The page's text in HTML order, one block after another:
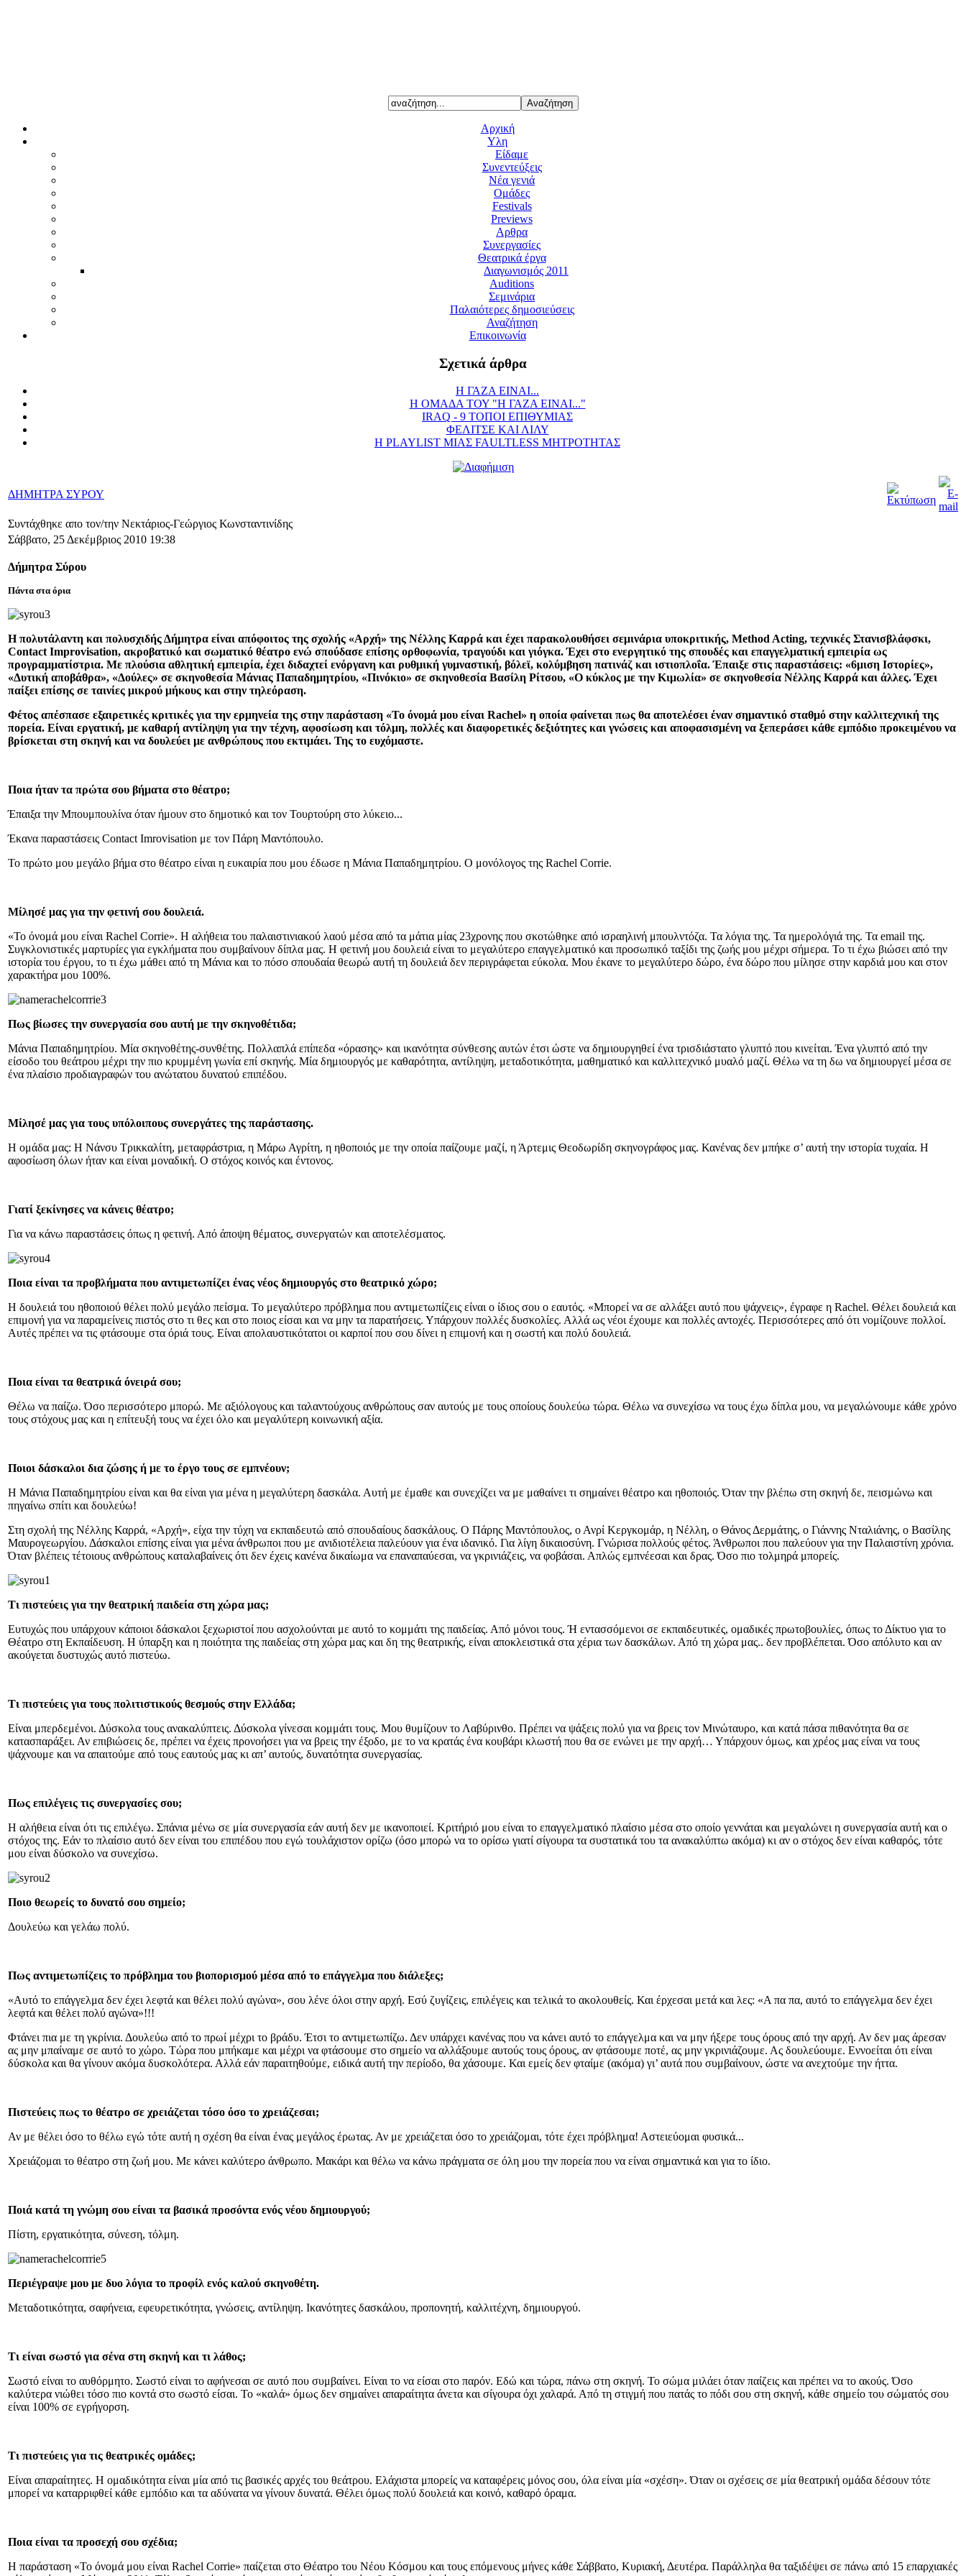
Αρχική
Υλη
Είδαμε
Συνεντεύξεις
Νέα γενιά
Ομάδες
Festivals
Previews
Αρθρα
Συνεργασίες
Θεατρικά έργα
Διαγωνισμός 2011
Auditions
Σεμινάρια
Παλαιότερες δημοσιεύσεις
Αναζήτηση
Επικοινωνία
Σχετικά άρθρα
Η ΓΑΖΑ ΕΙΝΑΙ...
Η ΟΜΑΔΑ ΤΟΥ "Η ΓΑΖΑ ΕΙΝΑΙ..."
IRAQ - 9 ΤΟΠΟΙ ΕΠΙΘΥΜΙΑΣ
ΦΕΛΙΤΣΕ ΚΑΙ ΛΙΛΥ
Η PLAYLIST ΜΙΑΣ FAULTLESS ΜΗΤΡΟΤΗΤΑΣ
ΔΗΜΗΤΡΑ ΣΥΡΟΥ
Συντάχθηκε απο τον/την Νεκτάριος-Γεώργιος Κωνσταντινίδης
Σάββατο, 25 Δεκέμβριος 2010 19:38
Δήμητρα Σύρου
Πάντα στα όρια
Η πολυτάλαντη και πολυσχιδής Δήμητρα είναι απόφοιτος της σχολής «Αρχή» της Νέλλης Καρρά και έχει παρακολουθήσει σεμινάρια υποκριτικής, MethodActing, τεχνικές Στανισβλάφσκι,
Contact Improvisation, ακροβατικό και σωματικό θέατρο ενώ σπούδασε επίσης ορθοφωνία, τραγούδι και γιόγκα. Έχει στο ενεργητικό της σπουδές και επαγγελματική εμπειρία ως
προγραμματίστρια. Με πλούσια αθλητική εμπειρία, έχει διδαχτεί ενόργανη και ρυθμική γυμναστική, βόλεϊ, κολύμβηση πατινάζ και ιστιοπλοΐα. Έπαιξε στις παραστάσεις: «6μιση Ιστορίες»,
«Δυτική αποβάθρα», «Δούλες» σε σκηνοθεσία Μάνιας Παπαδημητρίου, «Πινόκιο» σε σκηνοθεσία Βασίλη Ρίτσου, «Ο κύκλος με την Κιμωλία» σε σκηνοθεσία Νέλλης Καρρά και άλλες. Έχει
παίξει επίσης σε ταινίες μικρού μήκους και στην τηλεόραση.
Φέτος απέσπασε εξαιρετικές κριτικές για την ερμηνεία της στην παράσταση «Το όνομά μου είναι Rachel» η οποία φαίνεται πως θα αποτελέσει έναν σημαντικό σταθμό στην καλλιτεχνική της
πορεία. Είναι εργατική, με καθαρή αντίληψη για την τέχνη, αφοσίωση και τόλμη, πολλές και διαφορετικές δεξιότητες και γνώσεις και αποφασισμένη να ξεπεράσει κάθε εμπόδιο προκειμένου να
βρίσκεται στη σκηνή και να δουλεύει με ανθρώπους που εκτιμάει. Της το ευχόμαστε.
Ποια ήταν τα πρώτα σου βήματα στο θέατρο;
Έπαιξα την Μπουμπουλίνα όταν ήμουν στο δημοτικό και τον Τουρτούρη στο λύκειο...
Έκανα παραστάσεις Contact Imrovisation με τον Πάρη Μαντόπουλο.
Το πρώτο μου μεγάλο βήμα στο θέατρο είναι η ευκαιρία που μου έδωσε η Μάνια Παπαδημητρίου. Ο μονόλογος της Rachel Corrie.
Μίλησέ μας για την φετινή σου δουλειά.
«Το όνομά μου είναι Rachel Corrie». Η αλήθεια του παλαιστινιακού λαού μέσα από τα μάτια μίας 23χρονης που σκοτώθηκε από ισραηλινή μπουλντόζα. Τα λόγια της. Τα ημερολόγιά της. Τα email της.
Συγκλονιστικές μαρτυρίες για εγκλήματα που συμβαίνουν δίπλα μας. Η φετινή μου δουλειά είναι το μεγαλύτερο επαγγελματικό και προσωπικό ταξίδι της ζωής μου μέχρι σήμερα. Το τι έχω βιώσει από την
ιστορία του έργου, το τι έχω μάθει από τη Μάνια και το πόσο σπουδαία θεωρώ αυτή τη δουλειά δεν περιγράφεται εύκολα. Μου έκανε το μεγαλύτερο δώρο, ένα δώρο που μίλησε στην καρδιά μου και στον
χαρακτήρα μου 100%.
Πως βίωσες την συνεργασία σου αυτή με την σκηνοθέτιδα;
Μάνια Παπαδημητρίου. Μία σκηνοθέτης-συνθέτης. Πολλαπλά επίπεδα «όρασης» και ικανότητα σύνθεσης αυτών έτσι ώστε να δημιουργηθεί ένα τρισδιάστατο γλυπτό που κινείται. Ένα γλυπτό από την
είσοδο του θεάτρου μέχρι την πιο κρυμμένη γωνία επί σκηνής. Μία δημιουργός με καθαρότητα, αντίληψη, μεταδοτικότητα, μαθηματικό και καλλιτεχνικό μυαλό μαζί. Θέλω να τη δω να δημιουργεί μέσα σε
ένα πλαίσιο προδιαγραφών του ανώτατου δυνατού επιπέδου.
Μίλησέ μας για τους υπόλοιπους συνεργάτες της παράστασης.
Η ομάδα μας: Η Νάνσυ Τρικκαλίτη, μεταφράστρια, η Μάρω Αγρίτη, η ηθοποιός με την οποία παίζουμε μαζί, η Άρτεμις Θεοδωρίδη σκηνογράφος μας. Κανένας δεν μπήκε σ’ αυτή την ιστορία τυχαία. Η
αφοσίωση όλων ήταν και είναι μοναδική. Ο στόχος κοινός και έντονος.
Γιατί ξεκίνησες να κάνεις θέατρο;
Για να κάνω παραστάσεις όπως η φετινή. Από άποψη θέματος, συνεργατών και αποτελέσματος.
Ποια είναι τα προβλήματα που αντιμετωπίζει ένας νέος δημιουργός στο θεατρικό χώρο;
Η δουλειά του ηθοποιού θέλει πολύ μεγάλο πείσμα. Το μεγαλύτερο πρόβλημα που αντιμετωπίζεις είναι ο ίδιος σου ο εαυτός. «Μπορεί να σε αλλάξει αυτό που ψάχνεις», έγραφε η Rachel. Θέλει δουλειά και
επιμονή για να παραμείνεις πιστός στο τι θες και στο ποιος είσαι και να μην τα παρατήσεις. Υπάρχουν πολλές δυσκολίες. Αλλά ως νέοι έχουμε και πολλές αντοχές. Περισσότερες από ότι νομίζουνε πολλοί.
Αυτές πρέπει να τις φτάσουμε στα όριά τους. Είναι απολαυστικότατοι οι καρποί που σου δίνει η επιμονή και η σωστή και πολύ δουλειά.
Ποια είναι τα θεατρικά όνειρά σου;
Θέλω να παίζω. Όσο περισσότερο μπορώ. Με αξιόλογους και ταλαντούχους ανθρώπους σαν αυτούς με τους οποίους δουλεύω τώρα. Θέλω να συνεχίσω να τους έχω δίπλα μου, να μεγαλώνουμε κάθε χρόνο
τους στόχους μας και η επίτευξή τους να έχει όλο και μεγαλύτερη κοινωνική αξία.
Ποιοι δάσκαλοι δια ζώσης ή με το έργο τους σε εμπνέουν;
Η Μάνια Παπαδημητρίου είναι και θα είναι για μένα η μεγαλύτερη δασκάλα. Αυτή με έμαθε και συνεχίζει να με μαθαίνει τι σημαίνει θέατρο και ηθοποιός. Όταν την βλέπω στη σκηνή δε, πεισμώνω και
πηγαίνω σπίτι και δουλεύω!
Στη σχολή της Νέλλης Καρρά, «Αρχή», είχα την τύχη να εκπαιδευτώ από σπουδαίους δασκάλους. Ο Πάρης Μαντόπουλος, ο Ανρί Κεργκομάρ, η Νέλλη, ο Θάνος Δερμάτης, ο Γιάννης Νταλιάνης, ο Βασίλης
Μαυρογεωργίου. Δάσκαλοι επίσης είναι για μένα άνθρωποι που με ανιδιοτέλεια παλεύουν για ένα ιδανικό. Για λίγη δικαιοσύνη. Γνώρισα πολλούς φέτος. Άνθρωποι που παλεύουν για την Παλαιστίνη χρόνια.
Όταν βλέπεις τέτοιους ανθρώπους καταλαβαίνεις ότι δεν έχεις κανένα δικαίωμα να επαναπαύεσαι, να γκρινιάζεις, να φοβάσαι. Απλώς εμπνέεσαι και δρας. Όσο πιο τολμηρά μπορείς.
Τι πιστεύεις για την θεατρική παιδεία στη χώρα μας;
Ευτυχώς που υπάρχουν κάποιοι δάσκαλοι ξεχωριστοί που ασχολούνται με αυτό το κομμάτι της παιδείας. Από μόνοι τους. Ή εντασσόμενοι σε εκπαιδευτικές, ομαδικές πρωτοβουλίες, όπως το Δίκτυο για το
Θέατρο στη Εκπαίδευση. Η ύπαρξη και η ποιότητα της παιδείας στη χώρα μας και δη της θεατρικής, είναι αποκλειστικά στα χέρια των δασκάλων. Από τη χώρα μας.. δεν προβλέπεται. Όσο απόλυτο και αν
ακούγεται δυστυχώς αυτό πιστεύω.
Τι πιστεύεις για τους πολιτιστικούς θεσμούς στην Ελλάδα;
Είναι μπερδεμένοι. Δύσκολα τους ανακαλύπτεις. Δύσκολα γίνεσαι κομμάτι τους. Μου θυμίζουν το Λαβύρινθο. Πρέπει να ψάξεις πολύ για να βρεις τον Μινώταυρο, και κατά πάσα πιθανότητα θα σε
κατασπαράξει. Αν επιβιώσεις δε, πρέπει να έχεις προνοήσει για να βρεις την έξοδο, με το να κρατάς ένα κουβάρι κλωστή που θα σε ενώνει με την αρχή… Υπάρχουν όμως, και χρέος μας είναι να τους
ψάχνουμε και να απαιτούμε από τους εαυτούς μας κι απ’ αυτούς, δυνατότητα συνεργασίας.
Πως επιλέγεις τις συνεργασίες σου;
Η αλήθεια είναι ότι τις επιλέγω. Σπάνια μένω σε μία συνεργασία εάν αυτή δεν με ικανοποιεί. Κριτήριό μου είναι το επαγγελματικό πλαίσιο μέσα στο οποίο γεννάται και μεγαλώνει η συνεργασία αυτή και ο
στόχος της. Εάν το πλαίσιο αυτό δεν είναι του επιπέδου που εγώ τουλάχιστον ορίζω (όσο μπορώ να το ορίσω γιατί σίγουρα τα συστατικά του τα ανακαλύπτω ακόμα) κι αν ο στόχος δεν είναι καθαρός, τότε
μου είναι δύσκολο να συνεχίσω.
Ποιο θεωρείς το δυνατό σου σημείο;
Δουλεύω και γελάω πολύ.
Πως αντιμετωπίζεις το πρόβλημα του βιοπορισμού μέσα από το επάγγελμα που διάλεξες;
«Αυτό το επάγγελμα δεν έχει λεφτά και θέλει πολύ αγώνα», σου λένε όλοι στην αρχή. Εσύ ζυγίζεις, επιλέγεις και τελικά το ακολουθείς. Και έρχεσαι μετά και λες: «Α πα πα, αυτό το επάγγελμα δεν έχει
λεφτά και θέλει πολύ αγώνα»!!!
Φτάνει πια με τη γκρίνια. Δουλεύω από το πρωί μέχρι το βράδυ. Έτσι το αντιμετωπίζω. Δεν υπάρχει κανένας που να κάνει αυτό το επάγγελμα και να μην ήξερε τους όρους από την αρχή. Αν δεν μας άρεσαν
ας μην μπαίναμε σε αυτό το χώρο. Τώρα που μπήκαμε και μέχρι να φτάσουμε στο σημείο να αλλάξουμε αυτούς τους όρους, αν φτάσουμε ποτέ, ας μην γκρινιάζουμε. Ας δουλεύουμε. Εννοείται ότι είναι
δύσκολα και θα γίνουν ακόμα δυσκολότερα. Αλλά εάν παραιτηθούμε, ειδικά αυτή την περίοδο, θα χάσουμε. Και εμείς δεν φταίμε (ακόμα) γι’ αυτά που συμβαίνουν, ώστε να ανεχτούμε την ήττα.
Πιστεύεις πως το θέατρο σε χρειάζεται τόσο όσο το χρειάζεσαι;
Αν με θέλει όσο το θέλω εγώ τότε αυτή η σχέση θα είναι ένας μεγάλος έρωτας. Αν με χρειάζεται όσο το χρειάζομαι, τότε έχει πρόβλημα! Αστειεύομαι φυσικά...
Χρειάζομαι το θέατρο στη ζωή μου. Με κάνει καλύτερο άνθρωπο. Μακάρι και θέλω να κάνω πράγματα σε όλη μου την πορεία που να είναι σημαντικά και για το ίδιο.
Ποιά κατά τη γνώμη σου είναι τα βασικά προσόντα ενός νέου δημιουργού;
Πίστη, εργατικότητα, σύνεση, τόλμη.
Περιέγραψε μου με δυο λόγια το προφίλ ενός καλού σκηνοθέτη.
Μεταδοτικότητα, σαφήνεια, εφευρετικότητα, γνώσεις, αντίληψη. Ικανότητες δασκάλου, προπονητή, καλλιτέχνη, δημιουργού.
Τι είναι σωστό για σένα στη σκηνή και τι λάθος;
Σωστό είναι το αυθόρμητο. Σωστό είναι το αφήνεσαι σε αυτό που συμβαίνει. Είναι το να είσαι στο παρόν. Εδώ και τώρα, πάνω στη σκηνή. Το σώμα μιλάει όταν παίζεις και πρέπει να το ακούς. Όσο
καλύτερα νιώθει τόσο πιο κοντά στο σωστό είσαι. Το «καλά» όμως δεν σημαίνει απαραίτητα άνετα και σίγουρα όχι χαλαρά. Από τη στιγμή που πατάς το πόδι σου στη σκηνή, κάθε σημείο του σώματός σου
είναι 100% σε εγρήγορση.
Τι πιστεύεις για τις θεατρικές ομάδες;
Είναι απαραίτητες. Η ομαδικότητα είναι μία από τις βασικές αρχές του θεάτρου. Ελάχιστα μπορείς να καταφέρεις μόνος σου, όλα είναι μία «σχέση». Όταν οι σχέσεις σε μία θεατρική ομάδα δέσουν τότε
μπορεί να καταρριφθεί κάθε εμπόδιο και τα αδύνατα να γίνουν δυνατά. Θέλει όμως πολύ δουλειά και κοινό, καθαρό όραμα.
Ποια είναι τα προσεχή σου σχέδια;
Η παράσταση «Το όνομά μου είναι Rachel Corrie» παίζεται στο Θέατρο του Νέου Κόσμου και τους επόμενους μήνες κάθε Σάββατο, Κυριακή, Δευτέρα. Παράλληλα θα ταξιδέψει σε πάνω από 15 επαρχιακές